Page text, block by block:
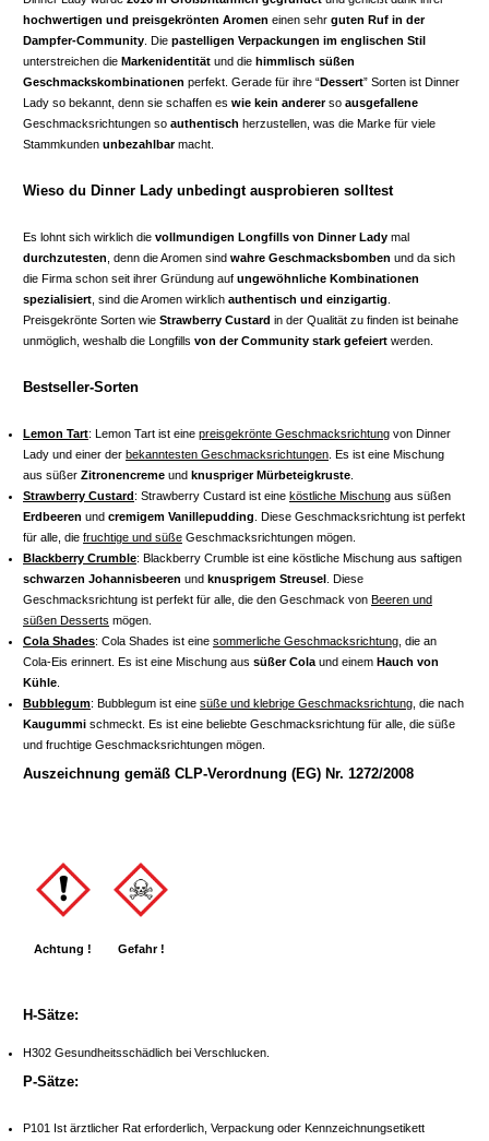
hochwertigen und preisgekrönten Aromen einen sehr guten Ruf in der
Dampfer-Community . Die pastelligen Verpackungen im englischen Stil
unterstreichen die Markenidentität und die himmlisch süßen
Geschmackskombinationen perfekt. Gerade für ihre “Dessert” Sorten ist Dinner
Lady so bekannt, denn sie schaffen es wie kein andererso ausgefallene
Geschmacksrichtungen so authentisch herzustellen, was die Marke für viele
Stammkunden unbezahlbarmacht.
Wieso du Dinner Lady unbedingt ausprobieren solltest
Es lohnt sich wirklich die vollmundigen Longfills von Dinner Lady mal
durchzutesten , denn die Aromen sind wahre Geschmacksbomben und da sich
die Firma schon seit ihrer Gründung auf ungewöhnliche Kombinationen
spezialisiert , sind die Aromen wirklich authentisch und einzigartig
Preisgekrönte Sorten wie Strawberry Custard in der Qualität zu finden ist beinahe
unmöglich, weshalb die Longfills von der Community stark gefeiert werden.
Bestseller-Sorten
Lemon Tart: Lemon Tart ist eine preisgekrönte Geschmacksrichtung von Dinner
Lady und einer der bekanntesten Geschmacksrichtungen . Es ist eine Mischung
aus süßer Zitronencreme und knuspriger Mürbeteigkruste
Strawberry Custard : Strawberry Custard ist eine köstliche Mischung aus süßen
Erdbeeren und cremigem Vanillepudding . Diese Geschmacksrichtung ist perfekt
für alle, die fruchtige und süße Geschmacksrichtungen mögen.
Blackberry Crumble: Blackberry Crumble ist eine köstliche Mischung aus saftigen
schwarzen Johannisbeeren und knusprigem Streusel
. Diese
Geschmacksrichtung ist perfekt für alle, die den Geschmack von Beeren und
süßen Desserts mögen.
Cola Shades: Cola Shades ist eine sommerliche Geschmacksrichtung , die an
Cola-Eis erinnert. Es ist eine Mischung aus süßer Cola und einem Hauch von
Kühle
Bubblegum: Bubblegum ist eine süße und klebrige Geschmacksrichtung , die nach
Kaugummi schmeckt. Es ist eine beliebte Geschmacksrichtung für alle, die süße
und fruchtige Geschmacksrichtungen mögen.
Auszeichnung gemäß CLP-Verordnung (EG) Nr. 1272/2008
Achtung ! Gefahr !
H-Sätze:
H302 Gesundheitsschädlich bei Verschlucken.
P-Sätze:
P101 Ist ärztlicher Rat erforderlich, Verpackung oder Kennzeichnungsetikett